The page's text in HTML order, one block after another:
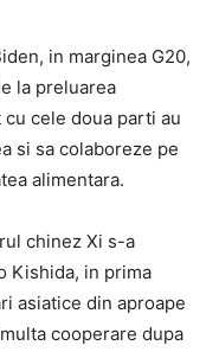
in marginea G20,
la preluarea
cele doua parti au
si sa colaboreze pe
alimentara.
chinez Xi s-a
Kishida, in prima
asiatice din aproape
cooperare dupa